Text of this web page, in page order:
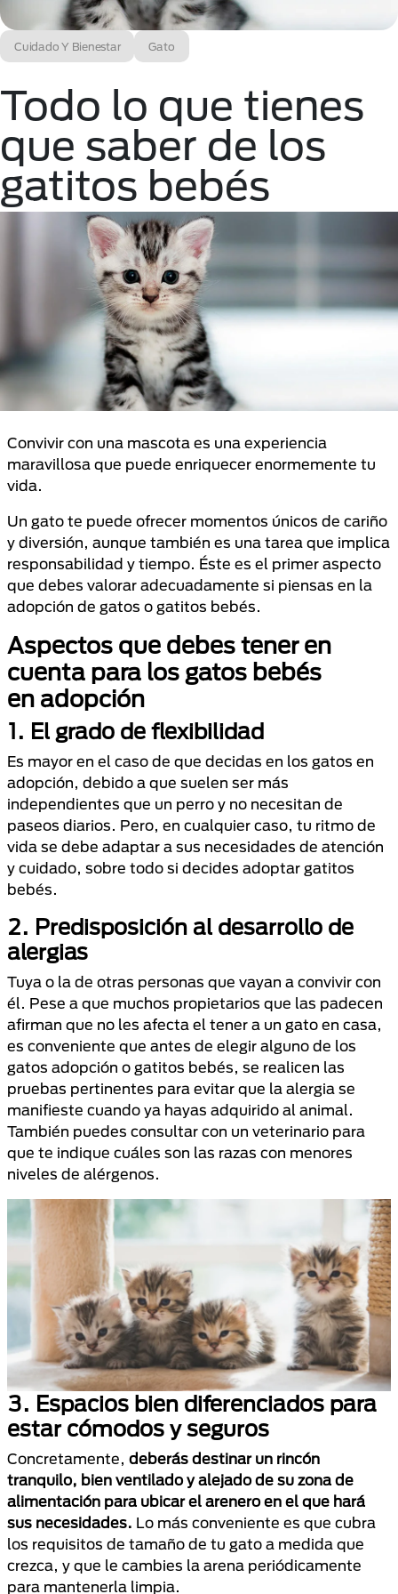
Cuidado Y Bienestar Gato
Todo lo que tienes
que saber de los
gatitos bebés
Convivir con una mascota es una experiencia
maravillosa que puede enriquecer enormemente tu
vida.
Un gato te puede ofrecer momentos únicos de cariño
y diversión, aunque también es una tarea que implica
responsabilidad y tiempo. Éste es el primer aspecto
que debes valorar adecuadamente si piensas en la
adopción de gatos o gatitos bebés.
Aspectos que debes tener en
cuenta para los gatos bebés
en adopción
1. El grado de flexibilidad
Es mayor en el caso de que decidas en los gatos en
adopción, debido a que suelen ser más
independientes que un perro y no necesitan de
paseos diarios. Pero, en cualquier caso, tu ritmo de
vida se debe adaptar a sus necesidades de atención
y cuidado, sobre todo si decides adoptar gatitos
bebés.
2. Predisposición al desarrollo de
alergias
Tuya o la de otras personas que vayan a convivir con
él. Pese a que muchos propietarios que las padecen
afirman que no les afecta el tener a un gato en casa,
es conveniente que antes de elegir alguno de los
gatos adopción o gatitos bebés, se realicen las
pruebas pertinentes para evitar que la alergia se
manifieste cuando ya hayas adquirido al animal.
También puedes consultar con un veterinario para
que te indique cuáles son las razas con menores
niveles de alérgenos.
3. Espacios bien diferenciados para
estar cómodos y seguros
Concretamente, deberás destinar un rincón
tranquilo, bien ventilado y alejado de su zona de
alimentación para ubicar el arenero en el que hará
sus necesidades. Lo más conveniente es que cubra
los requisitos de tamaño de tu gato a medida que
crezca, y que le cambies la arena periódicamente
para mantenerla limpia.